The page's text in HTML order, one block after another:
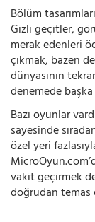
Bölüm
Gizli geçitler,
merak edenleri
çıkmak, bazen
dünyasının
denemede
Bazı oyunlar
sayesinde
özel yeri
vakit geçirmek
doğrudan temas